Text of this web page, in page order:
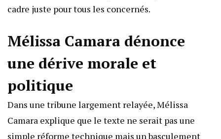
cadre juste pour tous les concernés.
Mélissa Camara dénonce
une dérive morale et
politique
Dans une tribune largement relayée, Mélissa
Camara explique que le texte ne serait pas une
simple réforme technique mais un basculement